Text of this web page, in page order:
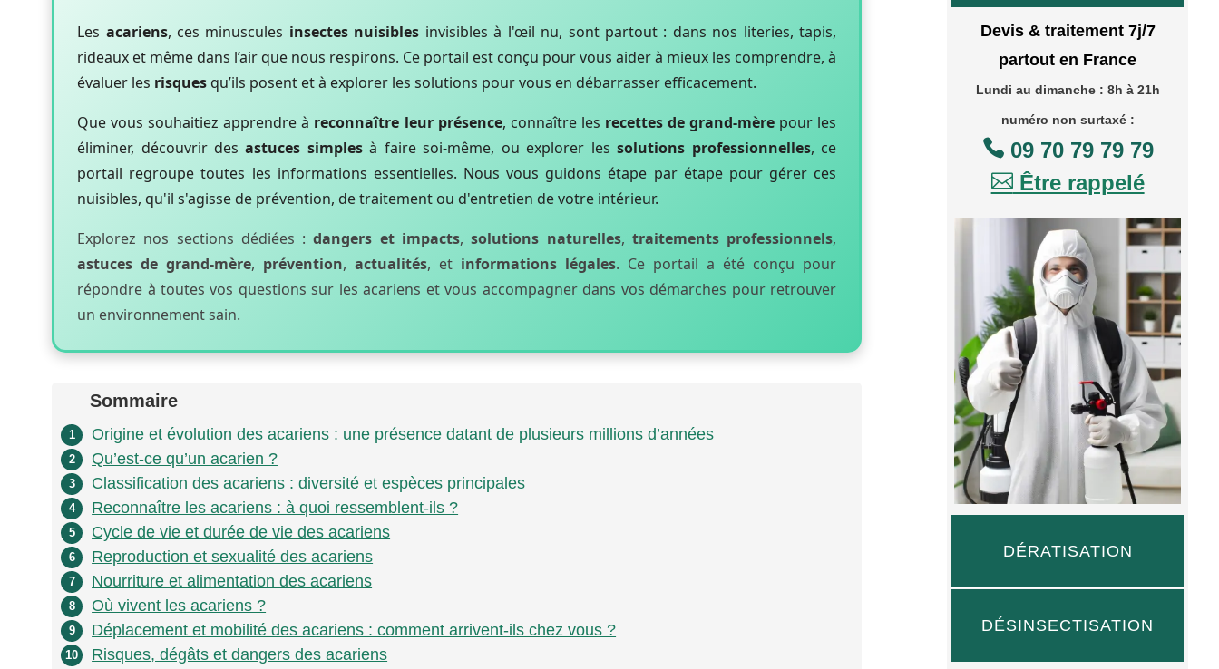
Les acariens, ces minuscules insectes nuisibles invisibles à l'œil nu, sont partout : dans nos literies, tapis,
rideaux et même dans l’air que nous respirons. Ce portail est conçu pour vous aider à mieux les comprendre, à
évaluer les risquesqu’ils posent et à explorer les solutions pour vous en débarrasser efficacement.
Que vous souhaitiez apprendre à reconnaître leur présence, connaître les recettes de grand-mère pour les
éliminer, découvrir desastuces simplesà faire soi-même, ou explorer lessolutions professionnelles, ce
portail regroupe toutes les informations essentielles. Nous vous guidons étape par étape pour gérer ces
nuisibles, qu'il s'agisse de prévention, de traitement ou d'entretien de votre intérieur.
Explorez nos sections dédiées :dangers et impacts,solutions naturelles, traitements professionnels,
astuces de grand-mère, prévention,actualités, et informations légales. Ce portail a été conçu pour
répondre à toutes vos questions sur les acariens et vous accompagner dans vos démarches pour retrouver
un environnement sain.
Sommaire
1 Origine et évolution des acariens : une présence datant de plusieurs millions d’années
2 Qu’est-ce qu’un acarien ?
3 Classification des acariens : diversité et espèces principales
4 Reconnaître les acariens : à quoi ressemblent-ils ?
5 Cycle de vie et durée de vie des acariens
6 Reproduction et sexualité des acariens
7 Nourriture et alimentation des acariens
8 Où vivent les acariens ?
9 Déplacement et mobilité des acariens : comment arrivent-ils chez vous ?
10 Risques, dégâts et dangers des acariens
Devis & traitement 7j/7
partout en France
Lundi au dimanche : 8h à 21h
numéro non surtaxé :
09 70 79 79 79
 Être rappelé
DÉRATISATION
DÉSINSECTISATION